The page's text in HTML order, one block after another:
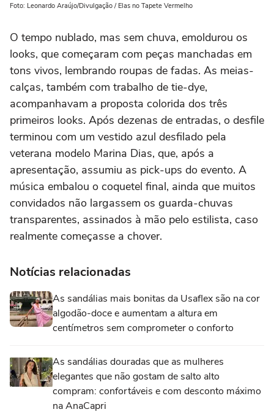
Foto: Leonardo Araújo/Divulgação / Elas no Tapete Vermelho
O tempo nublado, mas sem chuva, emoldurou os
looks, que começaram com peças manchadas em
tons vivos, lembrando roupas de fadas. As meias-
calças, também com trabalho de tie-dye,
acompanhavam a proposta colorida dos três
primeiros looks. Após dezenas de entradas, o desfile
terminou com um vestido azul desfilado pela
veterana modelo Marina Dias, que, após a
apresentação, assumiu as pick-ups do evento. A
música embalou o coquetel final, ainda que muitos
convidados não largassem os guarda-chuvas
transparentes, assinados à mão pelo estilista, caso
realmente começasse a chover.
Notícias relacionadas
As sandálias mais bonitas da Usaflex são na cor
algodão-doce e aumentam a altura em
centímetros sem comprometer o conforto
As sandálias douradas que as mulheres
elegantes que não gostam de salto alto
compram: confortáveis e com desconto máximo
na AnaCapri